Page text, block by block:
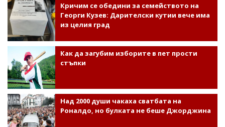
Кричим се обедини за семейството на
Георги Кузев: Дарителски кутии вече има
из целия град
Как да загубим изборите в пет прости
стъпки
Над 2000 души чакаха сватбата на
Роналдо, но булката не беше Джорджина